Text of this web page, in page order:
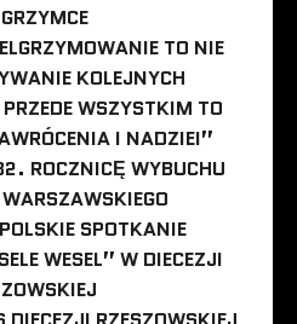
TO NIE
KOLEJNYCH
WSZYSTKIM TO
I NADZIEI”
ROCZNICĘ WYBUCHU
SPOTKANIE
WESEL” W DIECEZJI